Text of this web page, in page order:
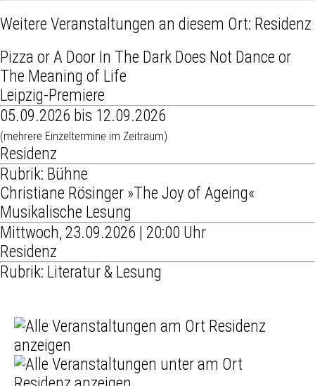
Weitere Veranstaltungen an diesem Ort: Residenz
Pizza or A Door In The Dark Does Not Dance or
The Meaning of Life
Leipzig-Premiere
05.09.2026 bis 12.09.2026
(mehrere Einzeltermine im Zeitraum)
Residenz
Rubrik: Bühne
Christiane Rösinger »The Joy of Ageing«
Musikalische Lesung
Mittwoch, 23.09.2026 | 20:00 Uhr
Residenz
Rubrik: Literatur & Lesung